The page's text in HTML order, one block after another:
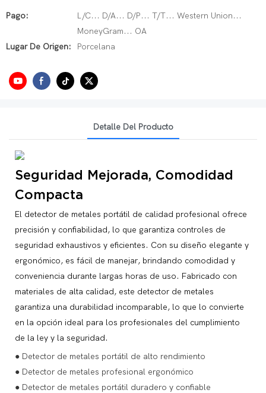
Pago:
L/C... D/A... D/P... T/T... Western Union...
MoneyGram... OA
Lugar De Origen:
Porcelana
Detalle Del Producto
Seguridad Mejorada, Comodidad
Compacta
El detector de metales portátil de calidad profesional ofrece
precisión y confiabilidad, lo que garantiza controles de
seguridad exhaustivos y eficientes. Con su diseño elegante y
ergonómico, es fácil de manejar, brindando comodidad y
conveniencia durante largas horas de uso. Fabricado con
materiales de alta calidad, este detector de metales
garantiza una durabilidad incomparable, lo que lo convierte
en la opción ideal para los profesionales del cumplimiento
de la ley y la seguridad.
● Detector de metales portátil de alto rendimiento
● Detector de metales profesional ergonómico
● Detector de metales portátil duradero y confiable